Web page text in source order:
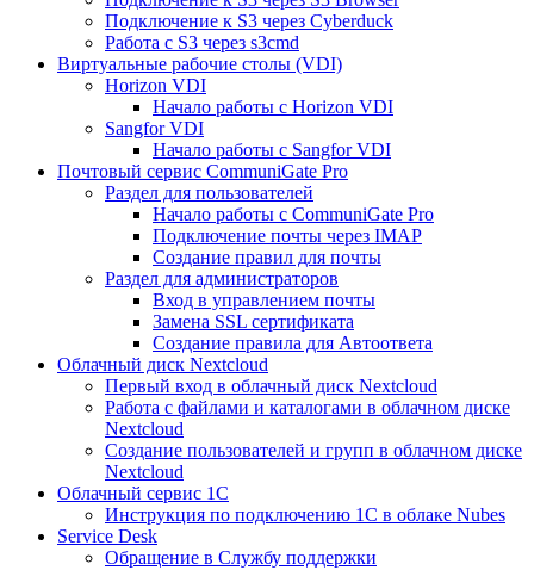
Подключение к S3 через Cyberduck
Работа с S3 через s3cmd
Виртуальные рабочие столы (VDI)
Horizon VDI
Начало работы с Horizon VDI
Sangfor VDI
Начало работы с Sangfor VDI
Почтовый сервис CommuniGate Pro
Раздел для пользователей
Начало работы с CommuniGate Pro
Подключение почты через IMAP
Создание правил для почты
Раздел для администраторов
Вход в управлением почты
Замена SSL сертификата
Создание правила для Автоответа
Облачный диск Nextcloud
Первый вход в облачный диск Nextcloud
Работа с файлами и каталогами в облачном диске
Nextcloud
Создание пользователей и групп в облачном диске
Nextcloud
Облачный сервис 1С
Инструкция по подключению 1С в облаке Nubes
Service Desk
Обращение в Службу поддержки